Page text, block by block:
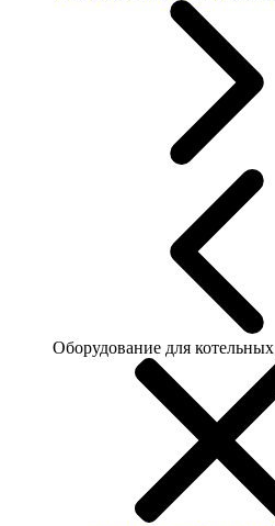
Оборудование для котельных